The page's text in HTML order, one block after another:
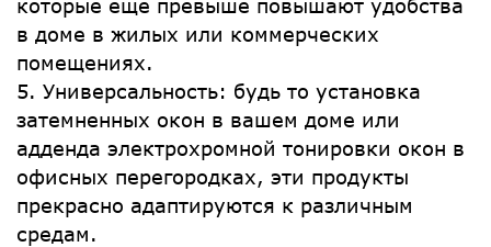
которые еще превыше повышают удобства
в доме в жилых или коммерческих
помещениях.
5. Универсальность: будь то установка
затемненных окон в вашем доме или
адденда электрохромной тонировки окон в
офисных перегородках, эти продукты
прекрасно адаптируются к различным
средам.